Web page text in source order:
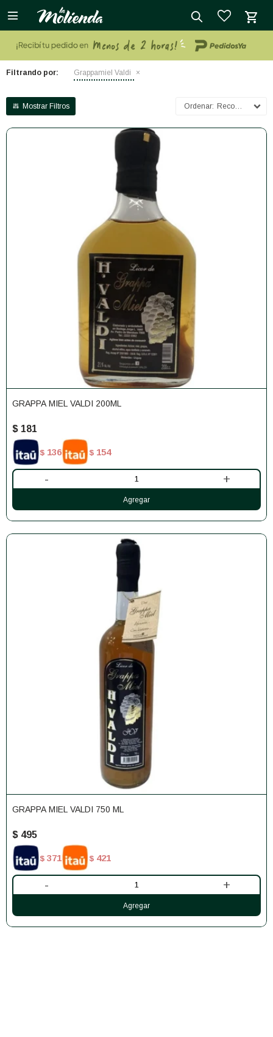

Filtrando por: Grappamiel Valdi
Recomendados
GRAPPA MIEL VALDI 200ML
$ 181
$ 136 $ 154
- +
GRAPPA MIEL VALDI 750 ML
$ 495
$ 371 $ 421
- +